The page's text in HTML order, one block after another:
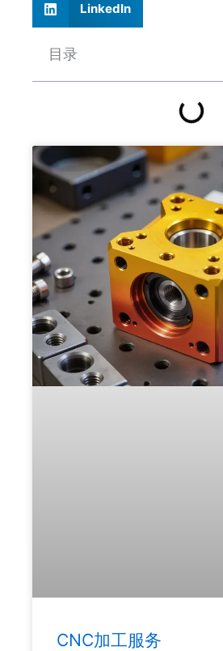
LinkedIn
目录
CNC加工服务